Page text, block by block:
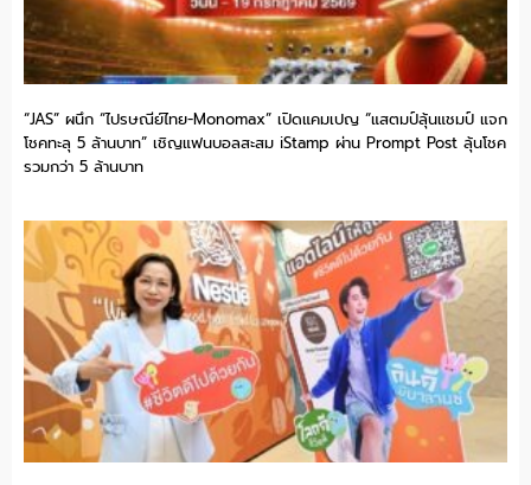
“JAS” ผนึก “ไปรษณีย์ไทย-Monomax” เปิดแคมเปญ “แสตมป์ลุ้นแชมป์ แจก
โชคทะลุ 5 ล้านบาท” เชิญแฟนบอลสะสม iStamp ผ่าน Prompt Post ลุ้นโชค
รวมกว่า 5 ล้านบาท